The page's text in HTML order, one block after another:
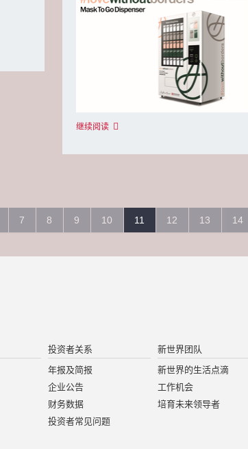
继续阅读
7 8 9 10 11 12 13 14
投资者关系
年报及简报
企业公告
财务数据
投资者常见问题
新世界团队
新世界的生活点滴
工作机会
培育未来领导者